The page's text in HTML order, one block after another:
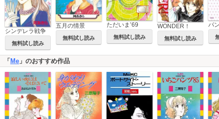
シンデレラ戦争
無料試し読み
五月の情景
無料試し読み
ただいま’69
無料試し読み
WONDER！
無料試し読み
「 Me 」のおすすめ作品